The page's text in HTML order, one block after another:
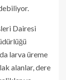
Dairesi
larva üreme
alanlar, dere